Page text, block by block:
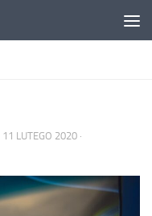
11 LUTEGO 2020 ·